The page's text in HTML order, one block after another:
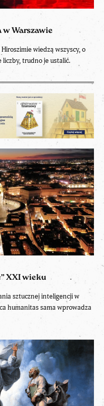
w Warszawie
wiedzą wszyscy, o
liczby, trudno je ustalić.
XXI wieku
sztucznej inteligencji w
humanitas sama wprowadza